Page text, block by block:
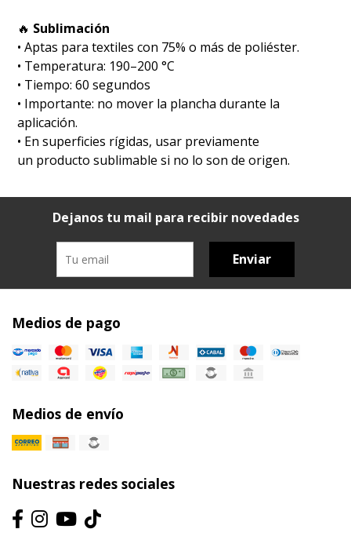
🔥 Sublimación
•⁠ ⁠Aptas para textiles con 75% o más de poliéster.
•⁠ ⁠Temperatura: 190–200 °C
•⁠ ⁠Tiempo: 60 segundos
•⁠ ⁠Importante: no mover la plancha durante la
aplicación.
⁠• En superficies rígidas, usar previamente
un producto sublimable si no lo son de origen.
Dejanos tu mail para recibir novedades
Enviar
Medios de pago
Medios de envío
Nuestras redes sociales